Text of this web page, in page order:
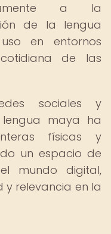
a la
de la lengua
en entornos
de las
sociales y
maya ha
físicas y
un espacio de
mundo digital,
relevancia en la